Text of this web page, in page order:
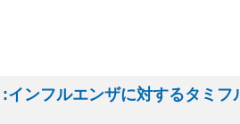
:インフルエンザに対するタミ